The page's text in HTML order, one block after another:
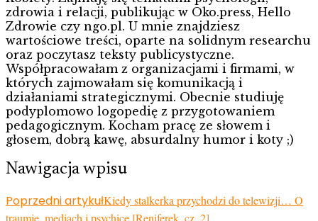
zdrowia i relacji, publikując w Oko.press, Hello
Zdrowie czy ngo.pl. U mnie znajdziesz
wartościowe treści, oparte na solidnym researchu
oraz poczytasz teksty publicystyczne.
Współpracowałam z organizacjami i firmami, w
których zajmowałam się komunikacją i
działaniami strategicznymi. Obecnie studiuję
podyplomowo logopedię z przygotowaniem
pedagogicznym. Kocham pracę ze słowem i
głosem, dobrą kawę, absurdalny humor i koty ;)
Nawigacja wpisu
Poprzedni artykułKiedy stalkerka przychodzi do telewizji… O
traumie, mediach i psychice [Reniferek, cz. 2]